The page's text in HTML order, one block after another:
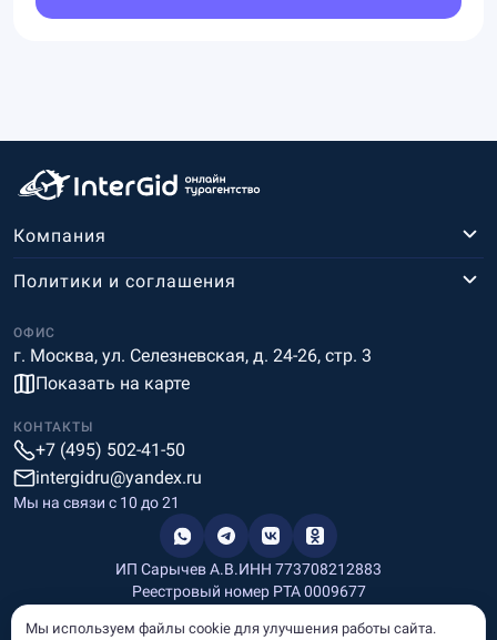
Компания
ОФИС
г. Москва, ул. Селезневская, д. 24-26, стр. 3
Показать на карте
Политики и соглашения
КОНТАКТЫ
+7 (495) 502-41-50
intergidru@yandex.ru
Мы на связи c 10 до 21
ИП Сарычев А.В.ИНН 773708212883
Реестровый номер РТА 0009677
Мы используем файлы cookie для улучшения работы сайта.